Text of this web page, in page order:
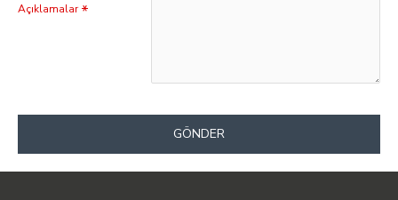
Açıklamalar
GÖNDER